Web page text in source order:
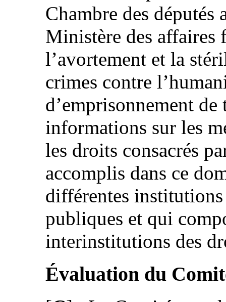
Chambre des
Ministère des affaires
l’avortement et la
crimes contre
d’emprisonnement
informations sur les
les droits consacrés
accomplis dans ce
différentes
publiques et qui
interinstitutions des
Évaluation du